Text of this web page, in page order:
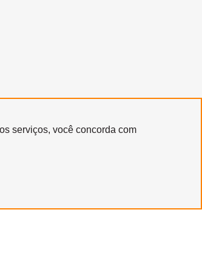
Marcelina Cultura • Todos os Direitos Reservados
serviços, você concorda com